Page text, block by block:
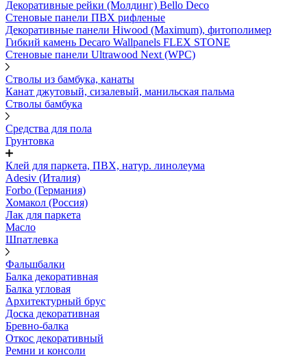
Декоративные рейки (Молдинг) Bello Deco
Стеновые панели ПВХ рифленые
Декоративные панели Hiwood (Maximum), фитополимер
Гибкий камень Decaro Wallpanels FLEX STONE
Стеновые панели Ultrawood Next (WPC)
Стволы из бамбука, канаты
Канат джутовый, сизалевый, манильская пальма
Стволы бамбука
Средства для пола
Грунтовка
Клей для паркета, ПВХ, натур. линолеума
Adesiv (Италия)
Forbo (Германия)
Хомакол (Россия)
Лак для паркета
Масло
Шпатлевка
Фальшбалки
Балка декоративная
Балка угловая
Архитектурный брус
Доска декоративная
Бревно-балка
Откос декоративный
Ремни и консоли